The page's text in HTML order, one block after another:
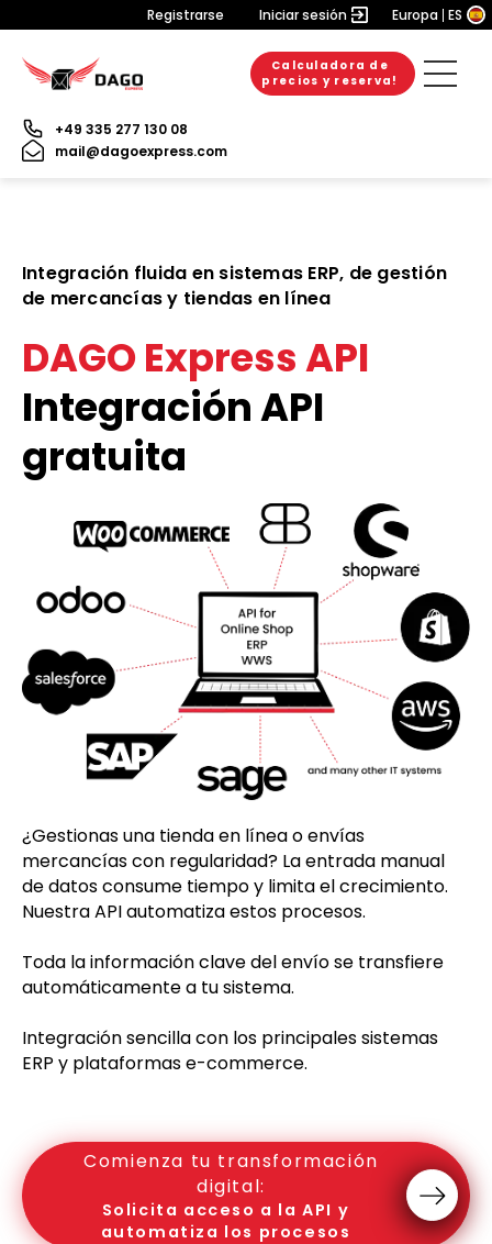
Registrarse Iniciar sesión Europa ES
Calculadora de
precios y reserva!
+49 335 277 130 08
mail@dagoexpress.com
Integración fluida en sistemas ERP, de gestión
de mercancías y tiendas en línea
DAGO Express API
Integración API
gratuita
¿Gestionas una tienda en línea o envías
mercancías con regularidad? La entrada manual
de datos consume tiempo y limita el crecimiento.
Nuestra API automatiza estos procesos.
Toda la información clave del envío se transfiere
automáticamente a tu sistema.
Integración sencilla con los principales sistemas
ERP y plataformas e-commerce.
Comienza tu transformación
digital:
Solicita acceso a la API y
automatiza los procesos